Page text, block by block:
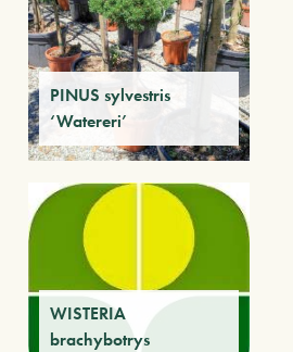
PINUS sylvestris
‘Watereri’
WISTERIA
brachybotrys